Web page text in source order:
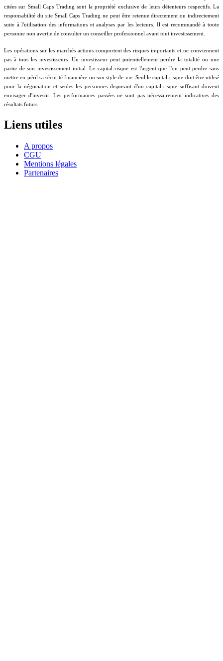
citées sur Small Caps Trading sont la propriété exclusive de leurs détenteurs respectifs. La
responsabilité du site Small Caps Trading ne peut être retenue directement ou indirectement
suite à l'utilisation des informations et analyses par les lecteurs. Il est recommandé à toute
personne non avertie de consulter un conseiller professionnel avant tout investissement.
Les opérations sur les marchés actions comportent des risques importants et ne conviennent
pas à tous les investisseurs. Un investisseur peut potentiellement perdre la totalité ou une
partie de son investissement initial. Le capital-risque est l'argent que l'on peut perdre sans
mettre en péril sa sécurité financière ou son style de vie. Seul le capital-risque doit être utilisé
pour la négociation et seules les personnes disposant d'un capital-risque suffisant doivent
envisager d'investir. Les performances passées ne sont pas nécessairement indicatives des
résultats futurs.
Liens utiles
A propos
CGU
Mentions légales
Partenaires